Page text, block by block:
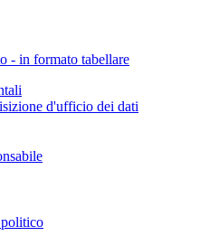
- in formato tabellare
d'ufficio dei dati